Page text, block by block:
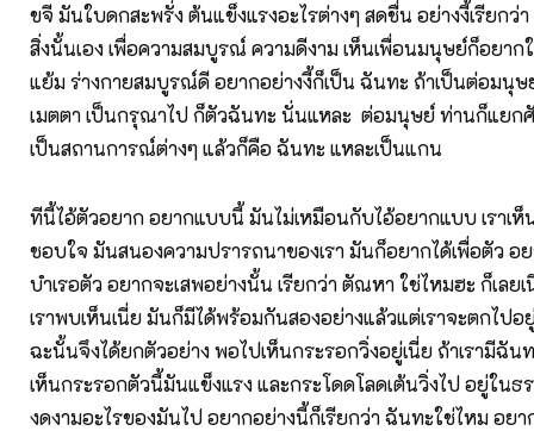
ขจี มันใบดกสะพรั่ง ต้นแข็งแรงอะไรต่างๆ สดชื่น อย่างงี้เรียกว่
สิ่งนั้นเอง เพื่อความสมบูรณ์ ความดีงาม เห็นเพื่อนมนุษย์ก็อยาก
แย้ม ร่างกายสมบูรณ์ดี อยากอย่างงี้ก็เป็น ฉันทะ ถ้าเป็นต่อมนุษ
เมตตา เป็นกรุณาไป ก็ตัวฉันทะ นั่นแหละ ต่อมนุษย์ ท่านก็แยก
เป็นสถานการณ์ต่างๆ แล้วก็คือ ฉันทะ แหละเป็นแกน
ทีนี้ไอ้ตัวอยาก อยากแบบนี้ มันไม่เหมือนกับไอ้อยากแบบ เราเ
ชอบใจ มันสนองความปรารถนาของเรา มันก็อยากได้เพื่อตัว อย
บำเรอตัว อยากจะเสพอย่างนั้น เรียกว่า ตัณหา ใช่ไหมฮะ ก็เลย
เราพบเห็นเนี่ย มันก็มีได้พร้อมกันสองอย่างแล้วแต่เราจะตกไปอ
ฉะนั้นจึงได้ยกตัวอย่าง พอไปเห็นกระรอกวิ่งอยู่เนี่ย ถ้าเรามีฉัน
เห็นกระรอกตัวนี้มันแข็งแรง และกระโดดโลดเต้นวิ่งไป อยู่ในธ
งดงามอะไรของมันไป อยากอย่างนี้ก็เรียกว่า ฉันทะใช่ไหม อยา